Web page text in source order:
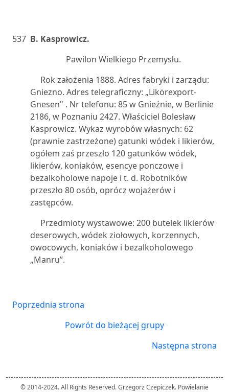
537 B. Kasprowicz.
Pawilon Wielkiego Przemysłu.
Rok założenia 1888. Adres fabryki i zarządu:
Gniezno. Adres telegraficzny: „Likörexport-
Gnesen" . Nr telefonu: 85 w Gnieźnie, w Berlinie
2186, w Poznaniu 2427. Właściciel Bolesław
Kasprowicz. Wykaz wyrobów własnych: 62
(prawnie zastrzeżone) gatunki wódek i likierów,
ogółem zaś przeszło 120 gatunków wódek,
likierów, koniaków, esencye ponczowe i
bezalkoholowe napoje i t. d. Robotników
przeszło 80 osób, oprócz wojażerów i
zastępców.
Przedmioty wystawowe: 200 butelek likierów
deserowych, wódek ziołowych, korzennych,
owocowych, koniaków i bezalkoholowego
„Manru”.
Poprzednia strona
Powrót do bieżącej grupy
Następna strona
© 2014-2024. All Rights Reserved. Grzegorz Czepiczek. Powielanie